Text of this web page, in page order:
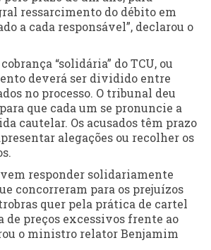
ressarcimento do débito em
a cada responsável”, declarou o
“solidária” do TCU, ou
deverá ser dividido entre
no processo. O tribunal deu
que cada um se pronuncie a
cautelar. Os acusados têm prazo
alegações ou recolher os
responder solidariamente
concorreram para os prejuízos
quer pela prática de cartel
de preços excessivos frente ao
o ministro relator Benjamim